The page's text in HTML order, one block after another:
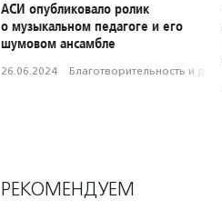
АСИ опубликовало ролик
о музыкальном педагоге и его
шумовом ансамбле
26.06.2024 · Благотвори­тель­ность и
РЕКОМЕНДУЕМ